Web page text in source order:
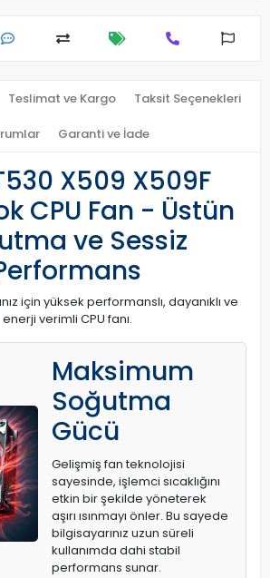
Teslimat ve Kargo Taksit Seçenekleri
Garanti ve İade
X509 X509F
CPU Fan - Üstün
ve Sessiz
için yüksek performanslı, dayanıklı ve
enerji verimli CPU fanı.
Maksimum
Soğutma
Gücü
Gelişmiş fan teknolojisi
sayesinde, işlemci sıcaklığını
etkin bir şekilde yöneterek
aşırı ısınmayı önler. Bu sayede
bilgisayarınız uzun süreli
kullanımda dahi stabil
performans sunar.